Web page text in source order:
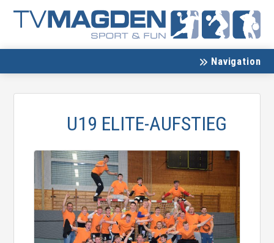
Navigation
U19 ELITE-AUFSTIEG